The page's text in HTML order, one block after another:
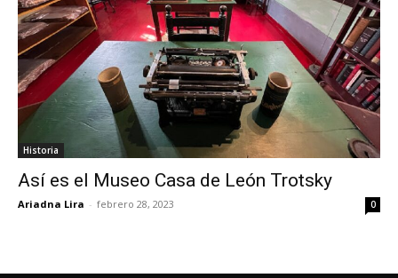
Historia
Así es el Museo Casa de León Trotsky
Ariadna Lira - febrero 28, 2023 0